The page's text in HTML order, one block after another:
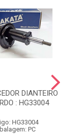
DIANTEIRO
: HG33004
HG33004
PC